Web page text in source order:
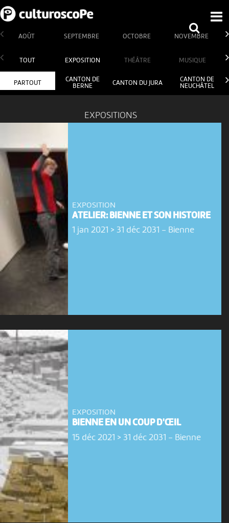
AOÛT SEPTEMBRE OCTOBRE NOVEMBRE
TOUT EXPOSITION THÉÂTRE MUSIQUE
PARTOUT
CANTON DE
BERNE
CANTON DU JURA
CANTON DE
NEUCHÂTEL
EXPOSITIONS
EXPOSITION
ATELIER: BIENNE ET SON HISTOIRE
1 jan 2021 > 31 déc 2031 - Bienne
EXPOSITION
BIENNE EN UN COUP D'ŒIL
15 déc 2021 > 31 déc 2031 - Bienne